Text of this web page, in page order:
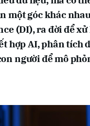
một góc khác
(DI), ra đời để
hợp AI, phân tích
người để mô